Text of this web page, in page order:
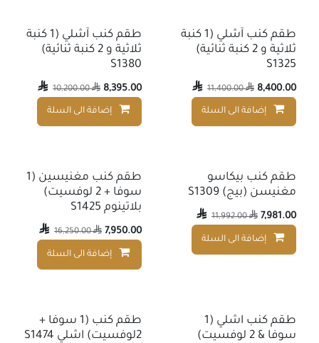
طقم كنب آشلي (1 كنبة
ثلاثية و 2 كنبة ثنائية)
S1325
8,400.00
11,400.00
إضافة الى السلة إضافة إلى قائمة الأمنيات
طقم كنب آشلي (1 كنبة
ثلاثية و 2 كنبة ثنائية)
S1380
8,395.00
10,200.00
إضافة الى السلة
طقم كنب بيكاسو
مغنيسن (بيج) S1309
7,981.00
11,992.00
إضافة الى السلة إضافة إلى قائمة الأمنيات
طقم كنب مغنيسين (1
سوفا + 2 لوفسيت)
بلاتينوم S1425
7,950.00
16,250.00
إضافة الى السلة
طقم كنب اشلي (1
سوفا & 2 لوفسيت)
طقم كنب (1 سوفا +
2لوفسيت) اشلي S1474